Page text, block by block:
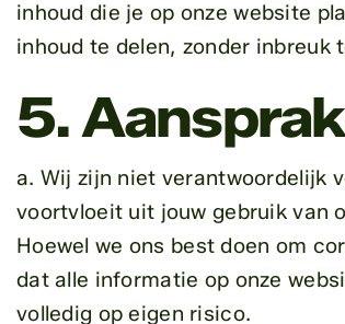
inhoud die je op onze website
inhoud te delen, zonder inbreuk
5.
a. Wij zijn niet verantwoordelijk
voortvloeit uit jouw gebruik van
Hoewel we ons best doen om
dat alle informatie op onze
volledig op eigen risico.